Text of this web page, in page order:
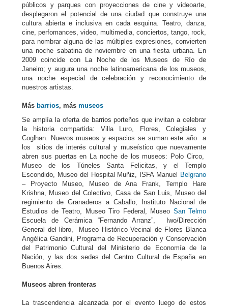
públicos y parques con proyecciones de cine y videoarte,
desplegaron el potencial de una ciudad que construye una
cultura abierta e inclusiva en cada esquina. Teatro, danza,
cine, perfomances, video, multimedia, conciertos, tango, rock,
para nombrar alguna de las múltiples expresiones, convierten
una noche sabatina de noviembre en una fiesta urbana. En
2009 coincide con La Noche de los Museos de Río de
Janeiro; y augura una noche latinoamericana de los museos,
una noche especial de celebración y reconocimiento de
nuestros artistas.
Más barrios, más museos
Se amplía la oferta de barrios porteños que invitan a celebrar
la historia compartida: Villa Luro, Flores, Colegiales y
Coglhan. Nuevos museos y espacios se suman este año a
los sitios de interés cultural y museístico que nuevamente
abren sus puertas en La noche de los museos: Polo Circo,
Museo de los Túneles Santa Felicitas, y el Templo
Escondido, Museo del Hospital Muñiz, ISFA Manuel
Belgrano
– Proyecto Museo, Museo de Ana Frank, Templo Hare
Krishna, Museo del Colectivo, Casa de San Luis, Museo del
regimiento de Granaderos a Caballo, Instituto Nacional de
Estudios de Teatro, Museo Tiro Federal, Museo San Telmo
Escuela de Cerámica “Fernando Arranz”, Iwo/Dirección
General del libro, Museo Histórico Vecinal de Flores Blanca
Angélica Gandini, Programa de Recuperación y Conservación
del Patrimonio Cultural del Ministerio de Economía de la
Nación, y las dos sedes del Centro Cultural de España en
Buenos Aires.
Museos abren fronteras
La trascendencia alcanzada por el evento luego de estos